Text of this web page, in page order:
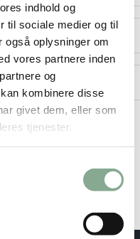
indhold og
til sociale medier og til
også oplysninger om
vores partnere inden
og
kombinere disse
givet dem, eller som
tjenester.